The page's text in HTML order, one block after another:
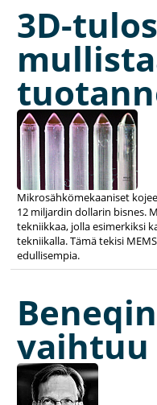
3D-
Mikrosähkömekaaniset
12 miljardin dollarin bisnes.
tekniikkaa, jolla esimerkiksi
tekniikalla. Tämä tekisi
edullisempia.
vaihtuu